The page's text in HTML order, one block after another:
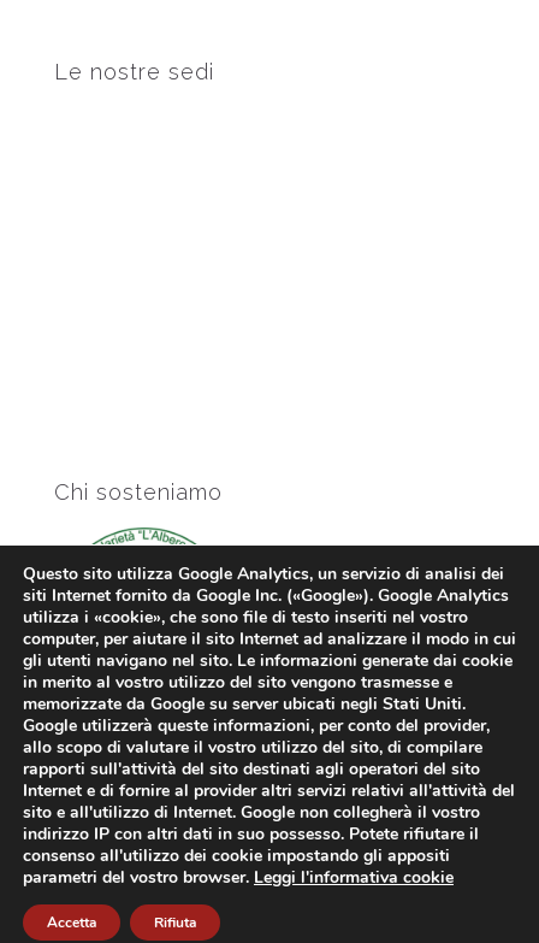
Le nostre sedi
Chi sosteniamo
Copyright 2013-2026. Tutti i diritti riservati. Eci S.r.l.. Tutte le
immagini presenti sul sito sono o di proprietà o rilasciate in
licenza al webmaster.Informativa sui cookie-Informativa
privacy
Questo sito utilizza Google Analytics, un servizio di analisi dei
siti Internet fornito da Google Inc. («Google»). Google Analytics
utilizza i «cookie», che sono file di testo inseriti nel vostro
computer, per aiutare il sito Internet ad analizzare il modo in cui
gli utenti navigano nel sito. Le informazioni generate dai cookie
in merito al vostro utilizzo del sito vengono trasmesse e
memorizzate da Google su server ubicati negli Stati Uniti.
Google utilizzerà queste informazioni, per conto del provider,
allo scopo di valutare il vostro utilizzo del sito, di compilare
rapporti sull'attività del sito destinati agli operatori del sito
Internet e di fornire al provider altri servizi relativi all'attività del
sito e all'utilizzo di Internet. Google non collegherà il vostro
indirizzo IP con altri dati in suo possesso. Potete rifiutare il
consenso all'utilizzo dei cookie impostando gli appositi
parametri del vostro browser. Leggi l'informativa cookie
Accetta Rifiuta